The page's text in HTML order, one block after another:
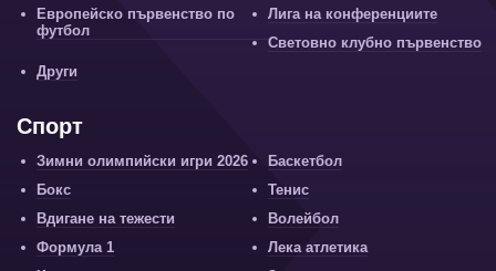
Европейско първенство по
футбол
Лига на конференциите
Световно клубно първенство
Други
Спорт
Зимни олимпийски игри 2026
Баскетбол
Бокс
Тенис
Вдигане на тежести
Волейбол
Формула 1
Лека атлетика